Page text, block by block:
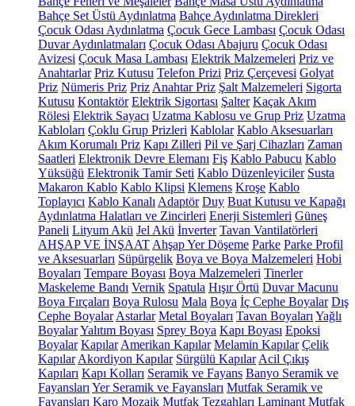
Bahçe Set Üstü Aydınlatma Bahçe Aydınlatma Direkleri
Çocuk Odası Aydınlatma Çocuk Gece Lambası Çocuk Odası
Duvar Aydınlatmaları Çocuk Odası Abajuru Çocuk Odası
Avizesi Çocuk Masa Lambası Elektrik Malzemeleri Priz ve
Anahtarlar Priz Kutusu Telefon Prizi Priz Çerçevesi Golyat
Priz Nümeris Priz Priz Anahtar Priz Şalt Malzemeleri Sigorta
Kutusu Kontaktör Elektrik Sigortası Şalter Kaçak Akım
Rölesi Elektrik Sayacı Uzatma Kablosu ve Grup Priz Uzatma
Kabloları Çoklu Grup Prizleri Kablolar Kablo Aksesuarları
Akım Korumalı Priz Kapı Zilleri Pil ve Şarj Cihazları Zaman
Saatleri Elektronik Devre Elemanı Fiş Kablo Pabucu Kablo
Yüksüğü Elektronik Tamir Seti Kablo Düzenleyiciler Susta
Makaron Kablo Kablo Klipsi Klemens Kroşe Kablo
Toplayıcı Kablo Kanalı Adaptör Duy Buat Kutusu ve Kapağı
Aydınlatma Halatları ve Zincirleri Enerji Sistemleri Güneş
Paneli Lityum Akü Jel Akü İnverter Tavan Vantilatörleri
AHŞAP VE İNŞAAT Ahşap Yer Döşeme Parke Parke Profil
ve Aksesuarları Süpürgelik Boya ve Boya Malzemeleri Hobi
Boyaları Tempare Boyası Boya Malzemeleri Tinerler
Maskeleme Bandı Vernik Spatula Hışır Örtü Duvar Macunu
Boya Fırçaları Boya Rulosu Mala Boya İç Cephe Boyalar Dış
Cephe Boyalar Astarlar Metal Boyaları Tavan Boyaları Yağlı
BoyalarYalıtım Boyası Sprey Boya Kapı Boyası Epoksi
Boyalar Kapılar Amerikan Kapılar Melamin Kapılar Çelik
Kapılar Akordiyon Kapılar Sürgülü Kapılar Acil Çıkış
Kapıları Kapı Kolları Seramik ve Fayans Banyo Seramik ve
Fayansları Yer Seramik ve Fayansları Mutfak Seramik ve
Fayansları Karo Mozaik Mutfak Tezgahları Laminant Mutfak